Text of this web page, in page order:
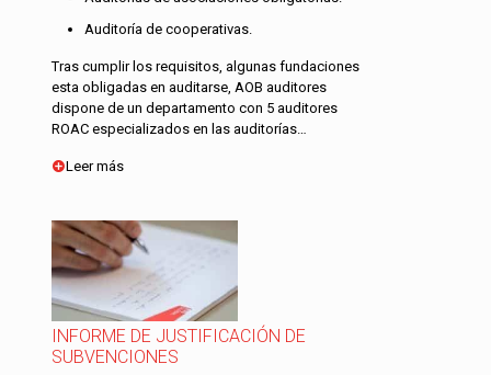
Auditoría de cooperativas.
Tras cumplir los requisitos, algunas fundaciones
esta obligadas en auditarse, AOB auditores
dispone de un departamento con 5 auditores
ROAC especializados en las auditorías…
Leer más
INFORME DE JUSTIFICACIÓN DE
SUBVENCIONES